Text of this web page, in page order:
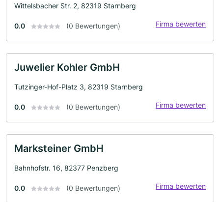
Wittelsbacher Str. 2, 82319 Starnberg
0.0 (0 Bewertungen) Firma bewerten
Juwelier Kohler GmbH
Tutzinger-Hof-Platz 3, 82319 Starnberg
0.0 (0 Bewertungen) Firma bewerten
Marksteiner GmbH
Bahnhofstr. 16, 82377 Penzberg
0.0 (0 Bewertungen) Firma bewerten